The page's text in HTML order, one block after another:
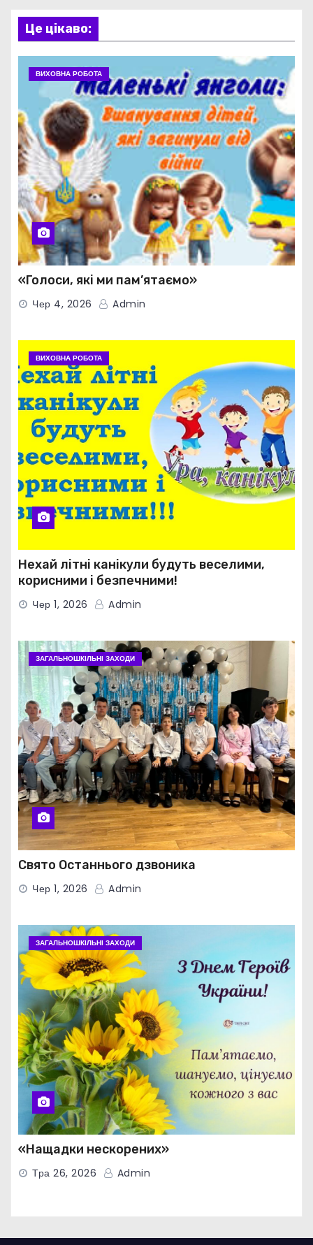
Це цікаво:
ВИХОВНА РОБОТА
«Голоси, які ми пам’ятаємо»
Чер 4, 2026 Admin
ВИХОВНА РОБОТА
Нехай літні канікули будуть веселими,
корисними і безпечними!
Чер 1, 2026 Admin
ЗАГАЛЬНОШКІЛЬНІ ЗАХОДИ
Свято Останнього дзвоника
Чер 1, 2026 Admin
ЗАГАЛЬНОШКІЛЬНІ ЗАХОДИ
«Нащадки нескорених»
Тра 26, 2026 Admin